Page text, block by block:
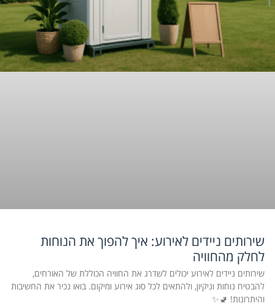
שירותים ניידים לאירוע: איך להפוך את הנוחות
לחלק מהחוויה
שירותים ניידים לאירוע יכולים לשדרג את החוויה הכוללת של האורחים,
להבטיח נוחות וניקיון, ולהתאים לכל סוג אירוע ומיקום. בואו נכיר את החשיבות
והיתרונות! 🚽✨